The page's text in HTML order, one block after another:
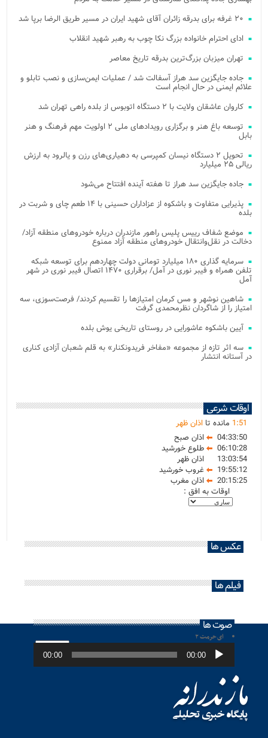
۲۰ غرفه برای بدرقه زائران آقای شهید ایران در مسیر طریق الرضا برپا شد
ادای احترام خانواده بزرگ نکا چوب به رهبر شهید انقلاب
تهران میزبان بزرگ‌ترین بدرقه تاریخ معاصر
جاده جایگزین سد هراز آسفالت شد / عملیات ایمن‌سازی و نصب تابلو و
علائم ایمنی در حال انجام است
کاروان عاشقان ولایت با ۲ دستگاه اتوبوس از بلده راهی تهران شد
توسعه باغ هنر و برگزاری رویدادهای ملی ۲ اولویت مهم فرهنگ و هنر
بابل
تحویل ۲ دستگاه نیسان کمپرسی به دهیاری‌های رزن و یالرود به ارزش
ریالی ۲۵ میلیارد
جاده جایگزین سد هراز تا هفته آینده افتتاح می‌شود
پذیرایی متفاوت و باشکوه از عزاداران حسینی با ۱۴ طعم چای و شربت در
بلده
موضع شفاف رییس پلیس راهور مازندران درباره خودروهای منطقه آزاد/
دخالت در نقل‌وانتقال خودروهای منطقه آزاد ممنوع
سرمایه گذاری ۱۸۰ میلیارد تومانی دولت چهاردهم برای توسعه شبکه
تلفن همراه و فیبر نوری در آمل/ برقراری ۱۴۷۰ اتصال فیبر نوری در شهر
آمل
شاهین نوشهر و مس کرمان امتیازها را تقسیم کردند/ فرصت‌سوزی، سه
امتیاز را از شاگردان نظرمحمدی گرفت
آیین باشکوه عاشورایی در روستای تاریخی یوش بلده
سه اثر تازه از مجموعه «مفاخر فریدونکنار» به قلم شعبان آزادی کناری
در آستانه انتشار
اوقات شرعی
1:51 مانده تااذان ظهر
04:33:50
اذان صبح
06:10:28
طلوع خورشید
13:03:54
اذان ظهر
19:55:12
غروب خورشید
20:15:25
اذان مغرب
اوقات به افق :
عکس ها
فیلم ها
صوت ها
ای حرمت ۲
پخش‌کننده
صوت 00:00
00:00